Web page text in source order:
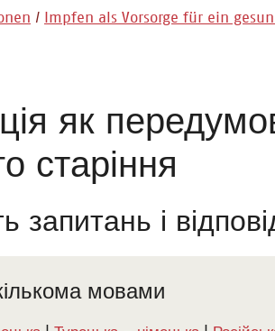
Impfen als Vorsorge für ein
як
старіння
запитань і
мовами